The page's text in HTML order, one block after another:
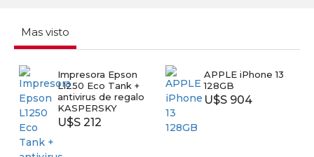
Mas visto
Impresora Epson
L1250 Eco Tank +
antivirus de regalo
KASPERSKY
U$S 212
APPLE iPhone 13
128GB
U$S 904